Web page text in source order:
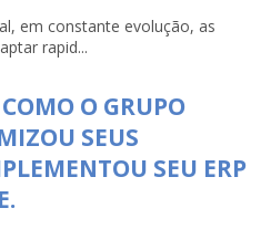
em constante evolução, as
rapid...
COMO O GRUPO
SEUS
SEU ERP